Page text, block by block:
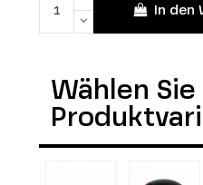
In den
Wählen Sie